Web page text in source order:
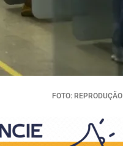
FOTO: REPRODUÇÃO